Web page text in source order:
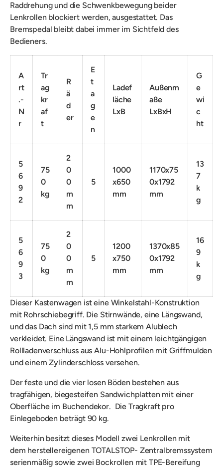
Raddrehung und die Schwenkbewegung beider
Lenkrollen blockiert werden, ausgestattet. Das
Bremspedal bleibt dabei immer im Sichtfeld des
Bedieners.
A
rt
.-
N
r
Tr
ag
kr
af
t
R
ä
d
er
E
t
a
g
e
n
Ladef
läche
LxB
Außenm
aße
LxBxH
G
e
wi
c
ht
5
6
9
2
75
0
kg
2
0
0
m
m
5
1000
x650
mm
1170x75
0x1792
mm
13
7
k
g
5
6
9
3
75
0
kg
2
0
0
m
m
5
1200
x750
mm
1370x85
0x1792
mm
16
9
k
g
Dieser Kastenwagen ist eine Winkelstahl-Konstruktion
mit Rohrschiebegriff. Die Stirnwände, eine Längswand,
und das Dach sind mit 1,5 mm starkem Alublech
verkleidet. Eine Längswand ist mit einem leichtgängigen
Rollladenverschluss aus Alu-Hohlprofilen mit Griffmulden
und einem Zylinderschloss versehen.
Der feste und die vier losen Böden bestehen aus
tragfähigen, biegesteifen Sandwichplatten mit einer
Oberfläche im Buchendekor. Die Tragkraft pro
Einlegeboden beträgt 90 kg.
Weiterhin besitzt dieses Modell zwei Lenkrollen mit
dem herstellereigenen TOTALSTOP- Zentralbremssystem
serienmäßig sowie zwei Bockrollen mit TPE-Bereifung